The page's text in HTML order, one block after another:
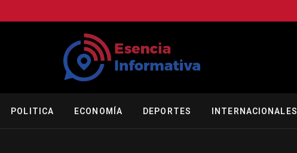
POLITICA ECONOMÍA DEPORTES INTERNACIONALES